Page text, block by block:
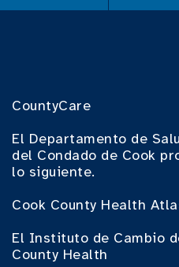
CountyCare
El Departamento de
del Condado de Cook
lo siguiente.
Cook County Health
El Instituto de Cambio
County Health